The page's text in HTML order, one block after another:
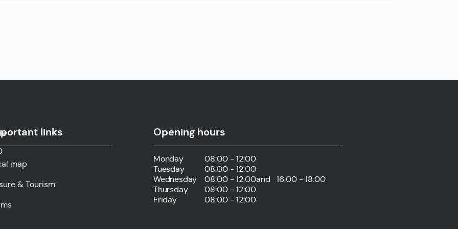
links
map
& Tourism
Opening hours
Monday
08:00 - 12:00
Tuesday
08:00 - 12:00
Wednesday
08:00 - 12:00and
16:00 - 18:00
Thursday
08:00 - 12:00
Friday
08:00 - 12:00